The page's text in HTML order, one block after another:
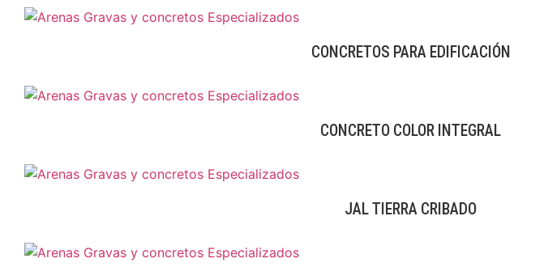
CONCRETOS PARA EDIFICACIÓN
CONCRETO COLOR INTEGRAL
JAL TIERRA CRIBADO